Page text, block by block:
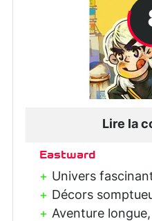
Lire la
Eastward
Univers
Décors
Aventure